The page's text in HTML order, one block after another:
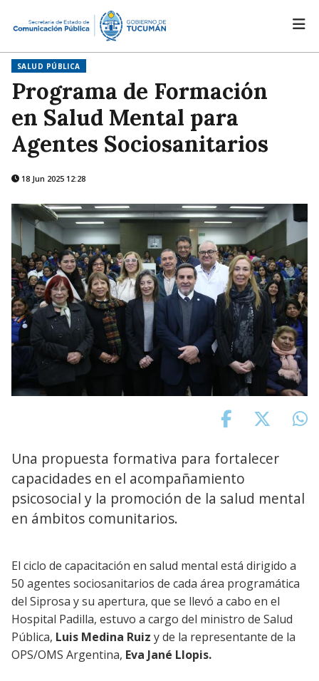
SALUD PÚBLICA
Programa de Formación
en Salud Mental para
Agentes Sociosanitarios
18 Jun 2025 12:28
Una propuesta formativa para fortalecer
capacidades en el acompañamiento
psicosocial y la promoción de la salud mental
en ámbitos comunitarios.
El ciclo de capacitación en salud mental está dirigido a
50 agentes sociosanitarios de cada área programática
del Siprosa y su apertura, que se llevó a cabo en el
Hospital Padilla, estuvo a cargo del ministro de Salud
Pública, Luis Medina Ruiz y de la representante de la
OPS/OMS Argentina, Eva Jané Llopis.